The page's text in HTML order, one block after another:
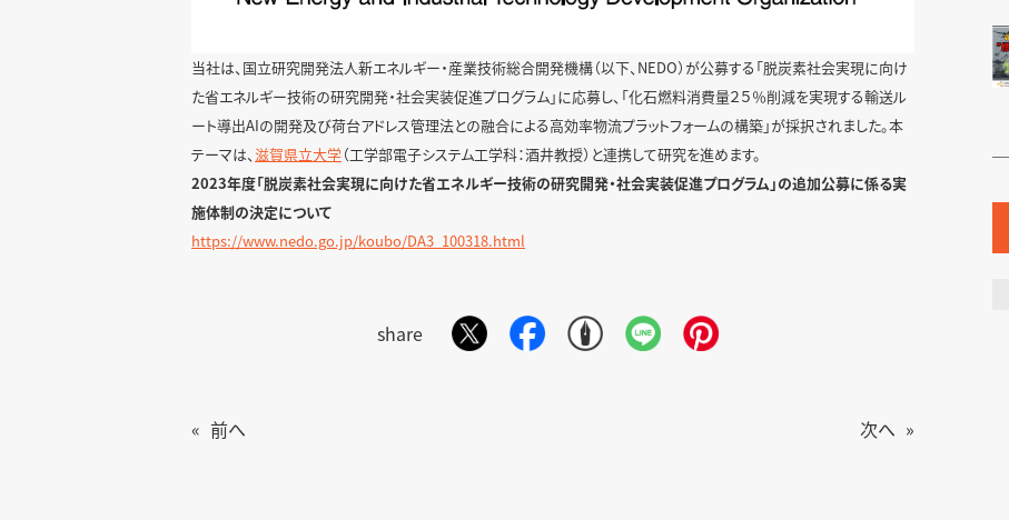
当社は、国立研究開発法人新エネルギー・産業技術総合開発機構（以下、NEDO）が公募する「脱炭素社会実現に向け
た省エネルギー技術の研究開発・社会実装促進プログラム」に応募し、「化石燃料消費量２５％削減を実現する輸送ル
ート導出AIの開発及び荷台アドレス管理法との融合による高効率物流プラットフォームの構築」が採択されました。本
テーマは、 滋賀県立大学（工学部電子システム工学科：酒井教授）と連携して研究を進めます。
2023年度「脱炭素社会実現に向けた省エネルギー技術の研究開発・社会実装促進プログラム」の追加公募に係る実
施体制の決定について
https://www.nedo.go.jp/koubo/DA3_100318.html
share
« 前へ 次へ »